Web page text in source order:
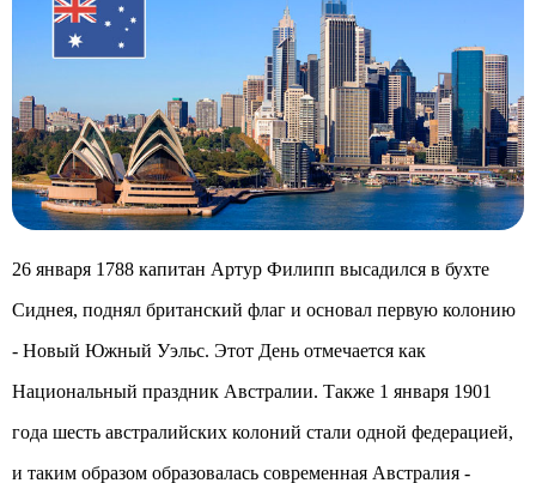
26 января 1788 капитан Артур Филипп высадился в бухте
Сиднея, поднял британский флаг и основал первую колонию
- Новый Южный Уэльс. Этот День отмечается как
Национальный праздник Австралии. Также 1 января 1901
года шесть австралийских колоний стали одной федерацией,
и таким образом образовалась современная Австралия -